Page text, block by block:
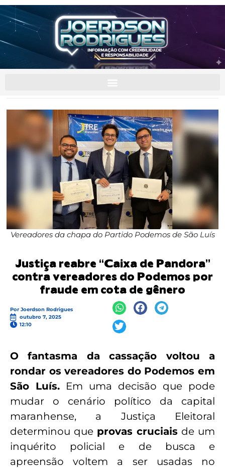
Vereadores da chapa do Partido Podemos de São Luís
Justiça reabre “Caixa de Pandora”
contra vereadores do Podemos por
fraude em cota de gênero
Por Joerdson Rodrigues
outubro 7, 2025
12:10
O fantasma da cassação voltou a
rondar os vereadores do Podemos em
São Luís. Em uma decisão que pode
mudar o cenário político da capital
maranhense, a Justiça Eleitoral
determinou que provas cruciais de um
inquérito policial e de busca e
apreensão voltem a ser usadas no